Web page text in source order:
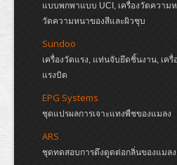
แบบพกพาแบบ UCI, เครื่องวัดความ
วัดความหนาของสีและผิวชุบ
Sundoo
เครื่องวัดแรง, แท่นจับยึดชิ้นงาน, เครื่
แรงบิด
EPG Systems
ชุดแปรผลการเจาะแทงพืชของแมลง
ARS
ชุดทดสอบการดึงดูดต่อกลิ่นของแมลง